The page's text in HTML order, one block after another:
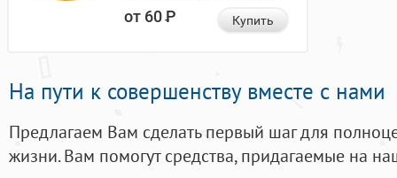
от 60Р Купить
На пути к совершенству вместе с нами
Предлагаем Вам сделать первый шаг для
жизни. Вам помогут средства, придагаемые на